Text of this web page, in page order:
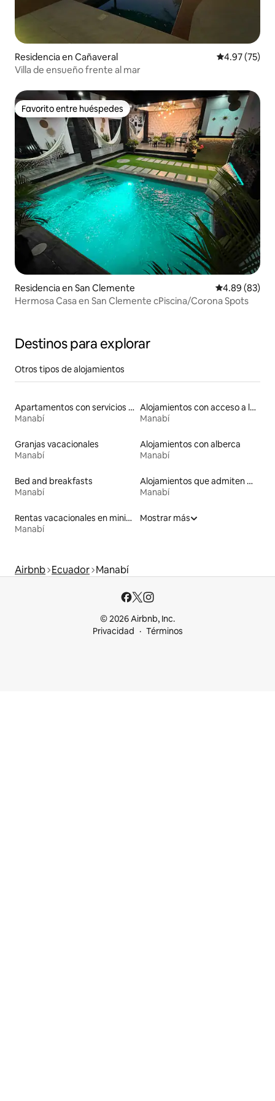
Residencia en Cañaveral Calificación
4.97 (75)
Villa de ensueño frente al mar
Favorito entre huéspedes
Favorito entre huéspedes
Residencia en San Clemente Calificación
4.89 (83)
Hermosa Casa en San Clemente cPiscina/Corona Spots
Destinos para explorar
Otros tipos de alojamientos
Apartamentos con servicios incluidos vacacionales
Manabí
Alojamientos con acceso a la playa
Manabí
Granjas vacacionales
Manabí
Alojamientos con alberca
Manabí
Bed and breakfasts
Manabí
Alojamientos que admiten mascotas
Manabí
Rentas vacacionales en minicasas
Manabí
Mostrar más
Airbnb Ecuador Manabí
© 2026 Airbnb, Inc.
Privacidad
Términos